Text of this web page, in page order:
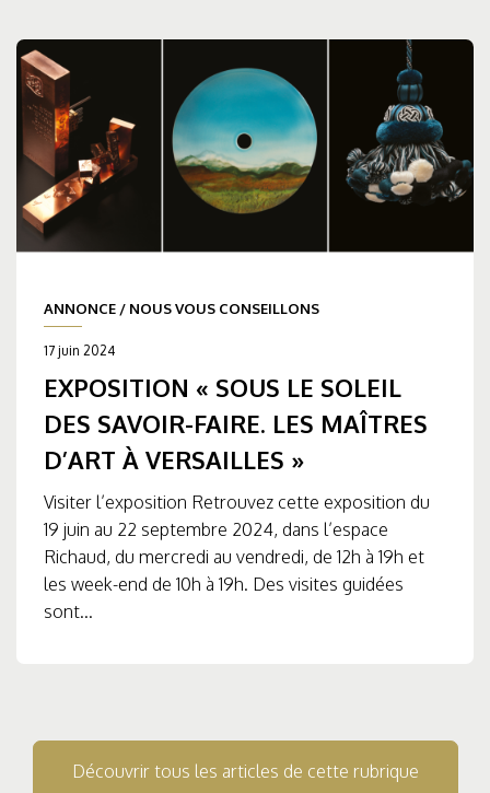
ANNONCE / NOUS VOUS CONSEILLONS
17 juin 2024
EXPOSITION « SOUS LE SOLEIL
DES SAVOIR-FAIRE. LES MAÎTRES
D’ART À VERSAILLES »
Visiter l’exposition Retrouvez cette exposition du
19 juin au 22 septembre 2024, dans l’espace
Richaud, du mercredi au vendredi, de 12h à 19h et
les week-end de 10h à 19h. Des visites guidées
sont...
Découvrir tous les articles de cette rubrique